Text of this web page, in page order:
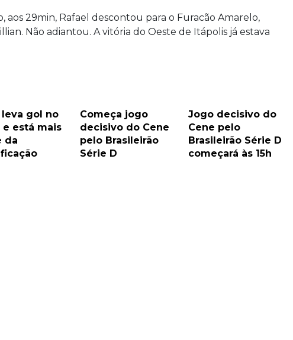
29min, Rafael descontou para o Furacão Amarelo,
Não adiantou. A vitória do Oeste de Itápolis já estava
leva gol no
está mais
da
Começa jogo
decisivo do Cene
pelo Brasileirão
Série D
Jogo decisivo do
Cene pelo
Brasileirão Série D
começará às 15h